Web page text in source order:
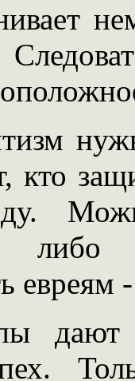
кто
либо
евреям
дают